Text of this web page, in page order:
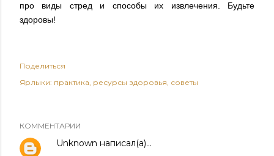
про виды стред и способы их извлечения. Будьте
здоровы!
Поделиться
Ярлыки: практика ресурсы здоровья советы
КОММЕНТАРИИ
Unknown написал(а)…